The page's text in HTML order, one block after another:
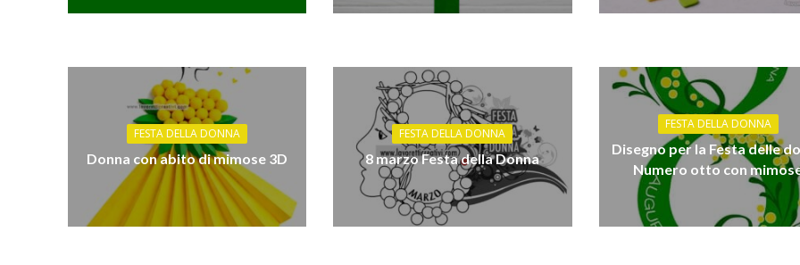
FESTA DELLA DONNA
Donna con abito di mimose 3D
FESTA DELLA DONNA
8 marzo Festa della Donna
FESTA DELLA DONNA
Disegno per la Festa delle
Numero otto con